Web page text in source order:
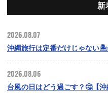
新
2026.08.07
沖縄旅行は定番だけじゃない
2026.08.06
台風の日はどう過ごす？🤔【